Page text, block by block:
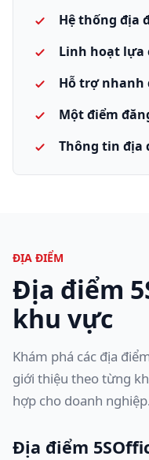
Hệ thống địa
Linh hoạt lựa
Hỗ trợ nhanh
Một điểm
Thông tin địa
ĐỊA ĐIỂM
Địa điểm
khu vực
Khám phá các địa
giới thiệu theo từng
hợp cho doanh
Địa điểm